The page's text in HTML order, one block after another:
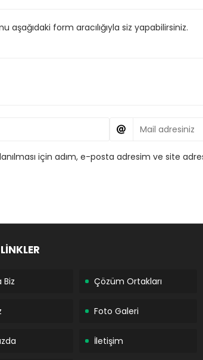
aşağıdaki form aracılığıyla siz yapabilirsiniz.
için adım, e-posta adresim ve site
Biz Çözüm Ortakları
Foto Galeri
İletişim